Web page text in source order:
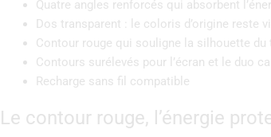
Quatre angles renforcés qui absorbent
Dos transparent : le coloris d’origine reste
Contour rouge qui souligne la silhouette du
Contours surélevés pour l’écran et le duo
Recharge sans fil compatible
Le contour rouge, l’énergie